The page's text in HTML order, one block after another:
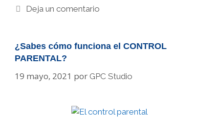
Deja un comentario
¿Sabes cómo funciona el CONTROL
PARENTAL?
19 mayo, 2021 por GPC Studio